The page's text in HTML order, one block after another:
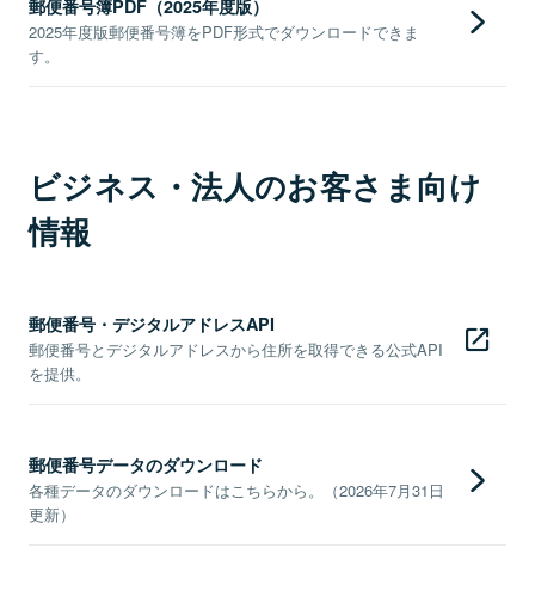
郵便番号簿PDF（2025年度版）
2025年度版郵便番号簿をPDF形式でダウンロードできま
す。
ビジネス・法人のお客さま向け
情報
郵便番号・デジタルアドレスAPI
郵便番号とデジタルアドレスから住所を取得できる公式API
を提供。
郵便番号データのダウンロード
各種データのダウンロードはこちらから。（2026年7月31日
更新）